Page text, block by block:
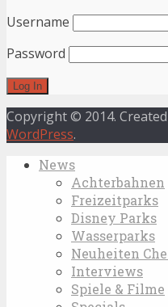
Username
Password
Copyright © 2014.
WordPress.
News
Achterbahnen
Freizeitparks
Disney Parks
Wasserparks
Neuheiten
Interviews
Spiele & Filme